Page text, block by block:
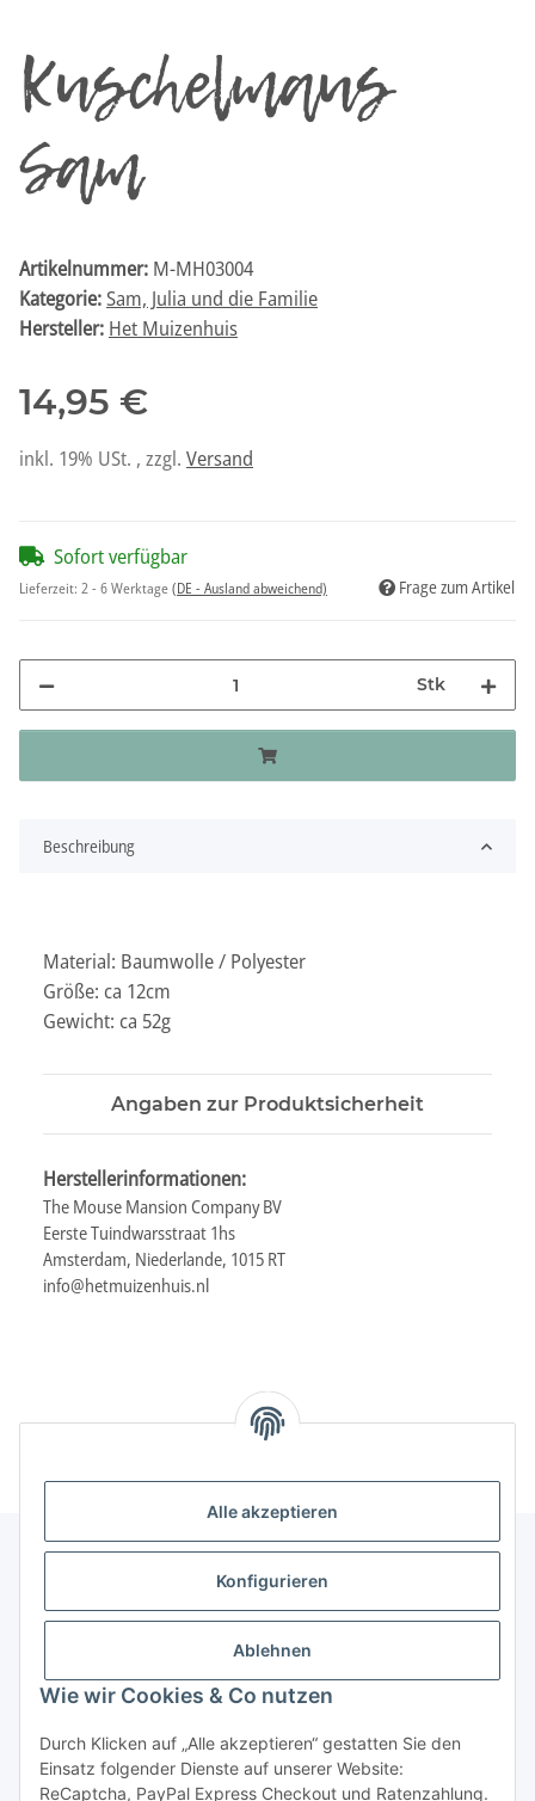
Alle akzeptieren
Konfigurieren
Ablehnen
Wie wir Cookies & Co nutzen
Durch Klicken auf „Alle akzeptieren“ gestatten Sie den
Einsatz folgender Dienste auf unserer Website:
ReCaptcha, PayPal Express Checkout und Ratenzahlung.
Kuschelmaus
Sam
Artikelnummer: M-MH03004
Kategorie:Sam, Julia und die Familie
Hersteller: Het Muizenhuis
14,95 €
inkl. 19% USt. , zzgl. Versand
Sofort verfügbar
Lieferzeit: 2 - 6 Werktage(DE - Ausland abweichend) Frage zum Artikel
Stk
Beschreibung
Material: Baumwolle / Polyester
Größe: ca 12cm
Gewicht: ca 52g
Angaben zur Produktsicherheit
Herstellerinformationen:
The Mouse Mansion Company BV
Eerste Tuindwarsstraat 1hs
Amsterdam, Niederlande, 1015 RT
info@hetmuizenhuis.nl
Informationen
Gesetzliche Informationen
Vertrag widerrufen